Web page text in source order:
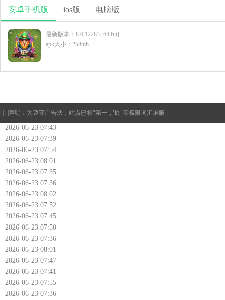
安卓手机版 ios版 电脑版
最新版本：8.0.12283 [64 bit]
apk大小：258mb
声明：为遵守广告法，站点已将"第一","最"等极限词汇屏蔽
2026-06-23 07:43
2026-06-23 07:39
2026-06-23 07:54
2026-06-23 08:01
2026-06-23 07:35
2026-06-23 07:36
2026-06-23 08:02
2026-06-23 07:52
2026-06-23 07:45
2026-06-23 07:50
2026-06-23 07:36
2026-06-23 08:01
2026-06-23 07:47
2026-06-23 07:41
2026-06-23 07:55
2026-06-23 07:36